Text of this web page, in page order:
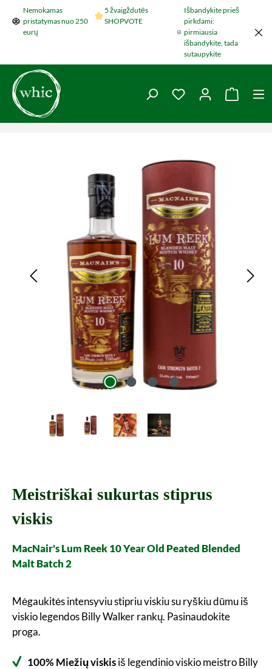
Šokti į pagrindinį turinį
Nemokamas
pristatymas nuo 250
eurų
5 žvaigždutės
SHOPVOTE
Išbandykite prieš
pirkdami:
pirmiausia
išbandykite, tada
sutaupykite
You have 0 wishlist
Meistriškai sukurtas stiprus
viskis
MacNair's Lum Reek 10 Year Old Peated Blended
Malt Batch 2
Mėgaukitės intensyviu stipriu viskiu su ryškiu dūmu iš
viskio legendos Billy Walker rankų. Pasinaudokite
proga.
100% Miežių viskisiš legendinio viskio meistro Billy